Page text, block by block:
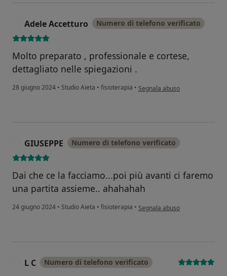
Adele Accetturo Numero di telefono verificato
Molto preparato , professionale e cortese,
dettagliato nelle spiegazioni .
28 giugno 2024 • Studio Aieta • fisioterapia • secondo l'opinione dell'utente
Segnala abuso
GIUSEPPE Numero di telefono verificato
Dai che ce la facciamo...poi più avanti ci faremo
una partita assieme.. ahahahah
24 giugno 2024 • Studio Aieta • fisioterapia • secondo l'opinione dell'utente
Segnala abuso
L C Numero di telefono verificato